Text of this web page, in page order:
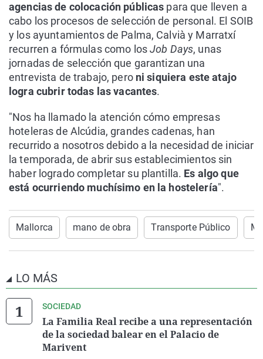
agencias de colocación públicas para que lleven a
cabo los procesos de selección de personal. El SOIB
y los ayuntamientos de Palma, Calvià y Marratxí
recurren a fórmulas como losJob Days, unas
jornadas de selección que garantizan una
entrevista de trabajo, pero ni siquiera este atajo
logra cubrir todas las vacantes.
"Nos ha llamado la atención cómo empresas
hoteleras de Alcúdia, grandes cadenas, han
recurrido a nosotros debido a la necesidad de iniciar
la temporada, de abrir sus establecimientos sin
haber logrado completar su plantilla. Es algo que
está ocurriendo muchísimo en la hostelería".
Mallorca mano de obra Transporte Público
LO MÁS
SOCIEDAD
La Familia Real recibe a una representación
de la sociedad balear en el Palacio de
Marivent